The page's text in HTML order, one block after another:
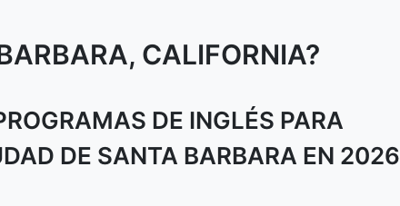
CALIFORNIA?
DE INGLÉS PARA
DE SANTA BARBARA EN 2026